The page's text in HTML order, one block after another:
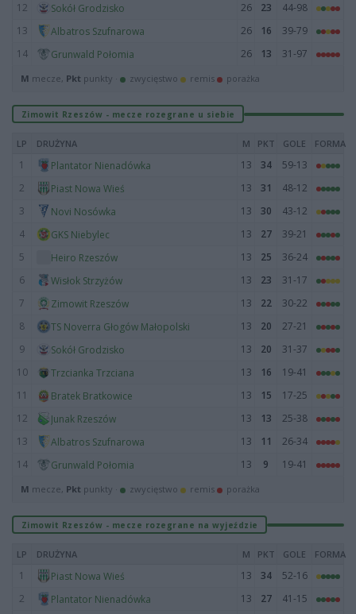
12
Sokół Grodzisko 26 23
44-98
13
Albatros Szufnarowa 26 16
39-79
14
Grunwald Połomia 26 13 31-97
M mecze, Pkt punkty · zwycięstwo remis porażka
Zimowit Rzeszów - mecze rozegrane u siebie
LP DRUŻYNA M PKT GOLE FORMA
1 Plantator Nienadówka 13 34
59-13
2
Piast Nowa Wieś 13 31
48-12
3
Novi Nosówka 13 30
43-12
4
GKS Niebylec 13 27
39-21
5
Heiro Rzeszów 13 25
36-24
6
Wisłok Strzyżów 13 23
31-17
7
Zimowit Rzeszów 13 22
30-22
8
TS Noverra Głogów Małopolski 13 20
27-21
9
Sokół Grodzisko 13 20
31-37
10
Trzcianka Trzciana 13 16
19-41
11
Bratek Bratkowice 13 15
17-25
12
Junak Rzeszów 13 13
25-38
13
Albatros Szufnarowa 13 11
26-34
14
Grunwald Połomia 13 9 19-41
M mecze, Pkt punkty · zwycięstwo remis porażka
Zimowit Rzeszów - mecze rozegrane na wyjeździe
LP DRUŻYNA M PKT GOLE FORMA
1 Piast Nowa Wieś 13 34
52-16
2
Plantator Nienadówka 13 27
41-15